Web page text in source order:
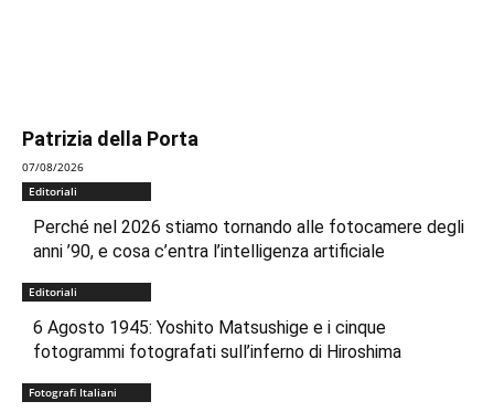
Patrizia della Porta
07/08/2026
Editoriali
Perché nel 2026 stiamo tornando alle fotocamere degli
anni ’90, e cosa c’entra l’intelligenza artificiale
Editoriali
6 Agosto 1945: Yoshito Matsushige e i cinque
fotogrammi fotografati sull’inferno di Hiroshima
Fotografi Italiani